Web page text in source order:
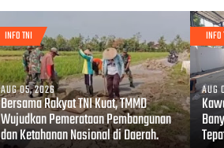
INFO TNI
AUG 05, 2026
Bersama Rakyat TNI Kuat, TMMD
Wujudkan Pemerataan Pembangunan
dan Ketahanan Nasional di Daerah.
INFO
AUG